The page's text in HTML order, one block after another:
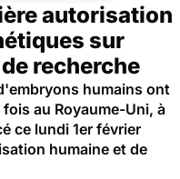
autorisation
sur
recherche
humains ont
au Royaume-Uni, à
ce lundi 1er février
humaine et de